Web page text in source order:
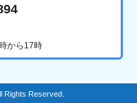
から17時
Rights Reserved.